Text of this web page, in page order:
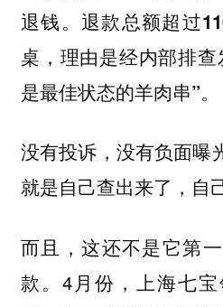
退钱。退款总额超过
桌，理由是经内部排
是最佳状态的羊肉串”。
没有投诉，没有负面曝
就是自己查出来了，自
而且，这还不是它第
款。4月份，上海七